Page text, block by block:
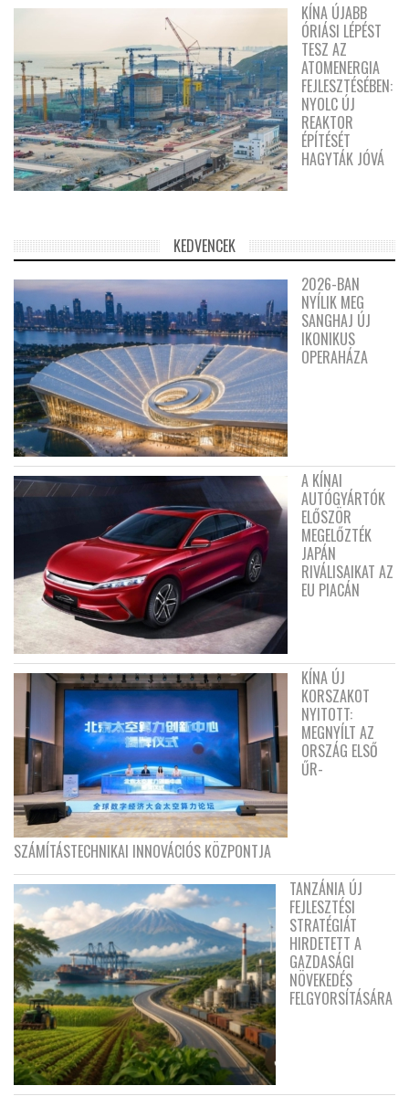
KÍNA ÚJABB
ÓRIÁSI LÉPÉST
TESZ AZ
ATOMENERGIA
FEJLESZTÉSÉBEN:
NYOLC ÚJ
REAKTOR
ÉPÍTÉSÉT
HAGYTÁK JÓVÁ
KEDVENCEK
2026-BAN
NYÍLIK MEG
SANGHAJ ÚJ
IKONIKUS
OPERAHÁZA
A KÍNAI
AUTÓGYÁRTÓK
ELŐSZÖR
MEGELŐZTÉK
JAPÁN
RIVÁLISAIKAT AZ
EU PIACÁN
KÍNA ÚJ
KORSZAKOT
NYITOTT:
MEGNYÍLT AZ
ORSZÁG ELSŐ
ŰR-
SZÁMÍTÁSTECHNIKAI INNOVÁCIÓS KÖZPONTJA
TANZÁNIA ÚJ
FEJLESZTÉSI
STRATÉGIÁT
HIRDETETT A
GAZDASÁGI
NÖVEKEDÉS
FELGYORSÍTÁSÁRA